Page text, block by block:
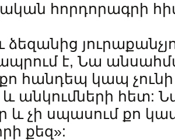
հորդորագրի
ձեզանից
է, Նա
հանդեպ կապ չունի
անկումների հետ:
և չի սպասում քո
քեզ»: